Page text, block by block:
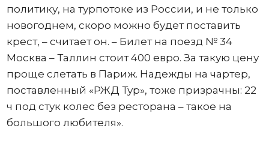
политику, на турпотоке из России, и не только
новогоднем, скоро можно будет поставить
крест, – считает он. – Билет на поезд № 34
Москва – Таллин стоит 400 евро. За такую цену
проще слетать в Париж. Надежды на чартер,
поставленный «РЖД Тур», тоже призрачны: 22
ч под стук колес без ресторана – такое на
большого любителя».